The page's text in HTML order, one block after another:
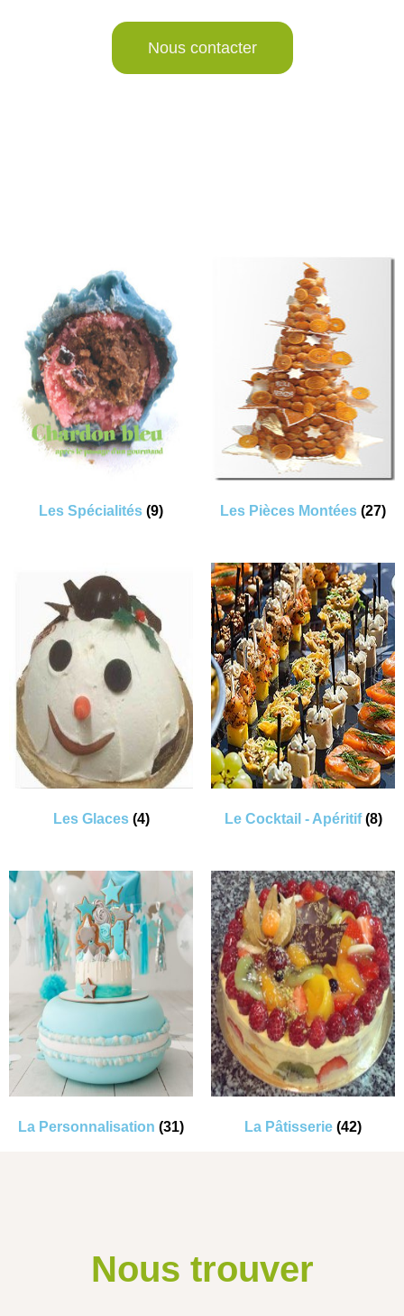
Nous contacter
Les Spécialités (9) Les Pièces Montées (27)
Les Glaces (4) Le Cocktail - Apéritif(8)
La Personnalisation (31) La Pâtisserie (42)
Nous trouver